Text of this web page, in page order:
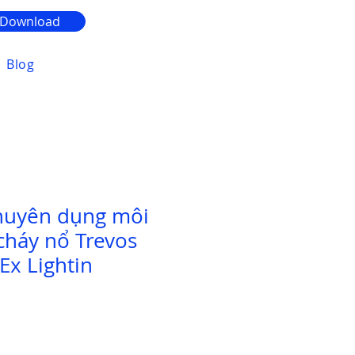
Download
Blog
dụng môi
nổ Trevos
Lightin